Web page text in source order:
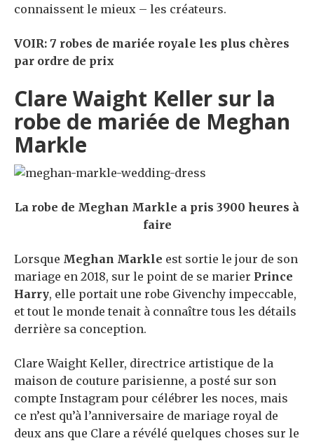
connaissent le mieux – les créateurs.
VOIR: 7 robes de mariée royale les plus chères
par ordre de prix
Clare Waight Keller sur la
robe de mariée de Meghan
Markle
La robe de Meghan Markle a pris 3900 heures à
faire
Lorsque Meghan Markle est sortie le jour de son
mariage en 2018, sur le point de se marier Prince
Harry, elle portait une robe Givenchy impeccable,
et tout le monde tenait à connaître tous les détails
derrière sa conception.
Clare Waight Keller, directrice artistique de la
maison de couture parisienne, a posté sur son
compte Instagram pour célébrer les noces, mais
ce n’est qu’à l’anniversaire de mariage royal de
deux ans que Clare a révélé quelques choses sur le